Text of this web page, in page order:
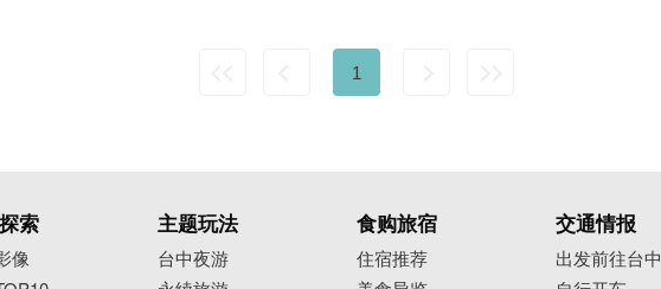
1
索
像
主题玩法
台中夜游
食购旅宿
住宿推荐
交通情报
出发前往台中